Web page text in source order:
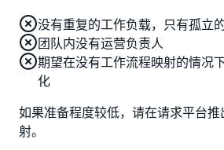
没有重复的工作负载，只有孤立
团队内没有运营负责人
期望在没有工作流程映射的情况
化
如果准备程度较低，请在请求平台
射。